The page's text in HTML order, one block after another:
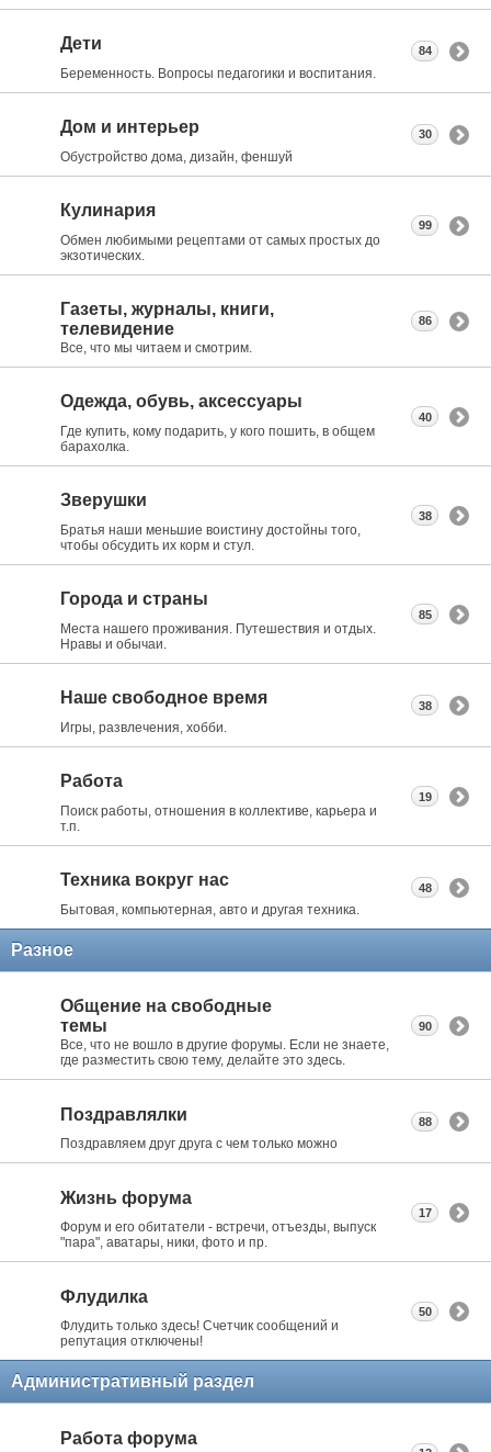
Дети
Беременность. Вопросы педагогики и воспитания.
84
Дом и интерьер
Обустройство дома, дизайн, феншуй
30
Кулинария
Обмен любимыми рецептами от самых простых до
экзотических.
99
Газеты, журналы, книги,
телевидение
Все, что мы читаем и смотрим.
86
Одежда, обувь, аксессуары
Где купить, кому подарить, у кого пошить, в общем
барахолка.
40
Зверушки
Братья наши меньшие воистину достойны того,
чтобы обсудить их корм и стул.
38
Города и страны
Места нашего проживания. Путешествия и отдых.
Нравы и обычаи.
85
Наше свободное время
Игры, развлечения, хобби.
38
Работа
Поиск работы, отношения в коллективе, карьера и
т.п.
19
Техника вокруг нас
Бытовая, компьютерная, авто и другая техника.
48
Разное
Общение на свободные
темы
Все, что не вошло в другие форумы. Если не знаете,
где разместить свою тему, делайте это здесь.
90
Поздравлялки
Поздравляем друг друга с чем только можно
88
Жизнь форума
Форум и его обитатели - встречи, отъезды, выпуск
"пара", аватары, ники, фото и пр.
17
Флудилка
Флудить только здесь! Счетчик сообщений и
репутация отключены!
50
Административный раздел
Работа форума